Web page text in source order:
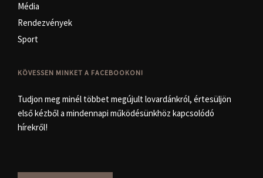
Média
Rendezvények
Sport
KÖVESSEN MINKET A FACEBOOKON!
Tudjon meg minél többet megújult lovardánkról, értesüljön
első kézből a mindennapi működésünkhöz kapcsolódó
hírekről!